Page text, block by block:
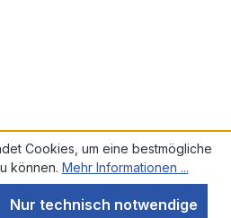
Cookies, um eine bestmögliche
können. Mehr Informationen ...
Nur technisch notwendige